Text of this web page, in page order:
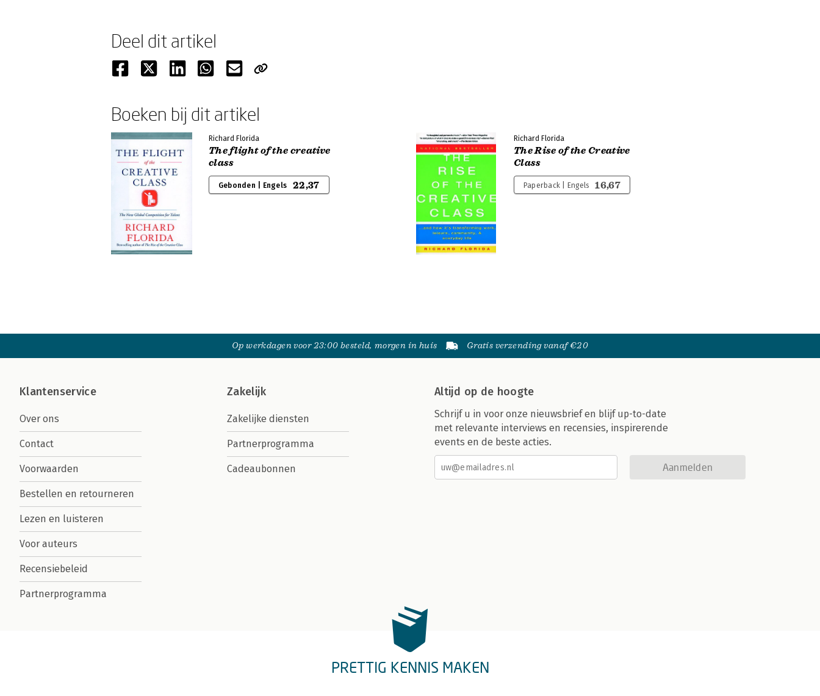
Deel dit artikel
Boeken bij dit artikel
Richard Florida
The flight of the creative
class
Gebonden | Engels 22,37
Richard Florida
The Rise of the Creative
Class
Paperback | Engels 16,67
Op werkdagen voor 23:00 besteld, morgen in huis Gratis verzending vanaf €20
Klantenservice
Over ons
Contact
Voorwaarden
Bestellen en retourneren
Lezen en luisteren
Voor auteurs
Recensiebeleid
Partnerprogramma
Zakelijk
Zakelijke diensten
Partnerprogramma
Cadeaubonnen
Altijd op de hoogte
Schrijf u in voor onze nieuwsbrief en blijf up-to-date
met relevante interviews en recensies, inspirerende
events en de beste acties.
Aanmelden
PRETTIG KENNIS MAKEN